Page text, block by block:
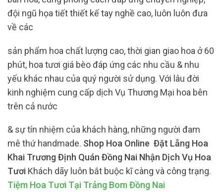
đội ngũ họa tiết thiết kế tay nghề cao, luôn luôn đưa
về các
sản phẩm hoa chất lượng cao, thời gian giao hoa ở 60
phút, hoa tươi giá bèo đáp ứng các nhu cầu & nhu
yếu khác nhau của quý người sử dụng. Với lâu đời
kinh nghiệm cung cấp dịch Vụ Thương Mại hoa bên
trên cả nước
& sự tín nhiệm của khách hàng, những người đam
mê thứ handmade. Shop Hoa Online Đặt Lẵng Hoa
Khai Trương Định Quán Đồng Nai Nhận Dịch Vụ Hoa
Tươi Khách dãy luôn bắt buộc kĩ càng và công trạng.
Tiệm Hoa Tươi Tại Trảng Bom Đồng Nai